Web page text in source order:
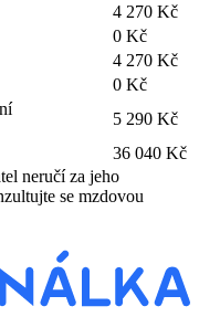
4 270 Kč
0 Kč
4 270 Kč
0 Kč
5 290 Kč
36 040 Kč
neručí za jeho
se mzdovou